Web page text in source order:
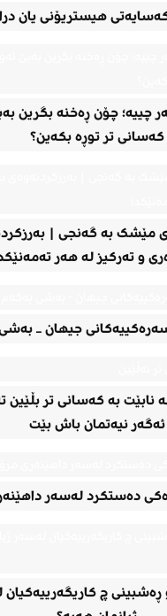
هیستریۆنی یان
چییە؛ چۆن ڕەخنە بگرین
کەسانی تر توڕە بکەین؟
مێشک بە گەنجی |
و تەرکیز لە هەر
جیهان –
نابێت بە کەسانی تر بڵێین
ئەگەر نیەتمان باش بێت
دەستکرد لەسەر
چ